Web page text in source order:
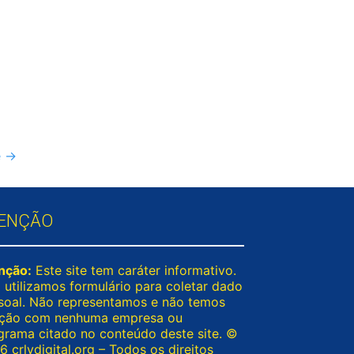
→
Este site tem caráter informativo.
utilizamos formulário para coletar dado
Não representamos e não temos
com nenhuma empresa ou
citado no conteúdo deste site. ©
crlvdigital.org – Todos os direitos